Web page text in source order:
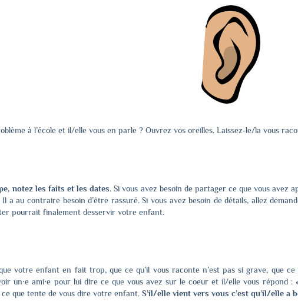
à l’école et il/elle vous en parle ? Ouvrez vos oreilles. Laissez-le/la vous
notez les faits et les dates. Si vous avez besoin de partager ce que vous
Il a au contraire besoin d’être rassuré. Si vous avez besoin de détails, allez
pourrait finalement desservir votre enfant.
votre enfant en fait trop, que ce qu’il vous raconte n’est pas si grave, que
un⋅e ami⋅e pour lui dire ce que vous avez sur le coeur et il/elle vous répond
que tente de vous dire votre enfant. S’il/elle vient vers vous c’est qu’il/elle a